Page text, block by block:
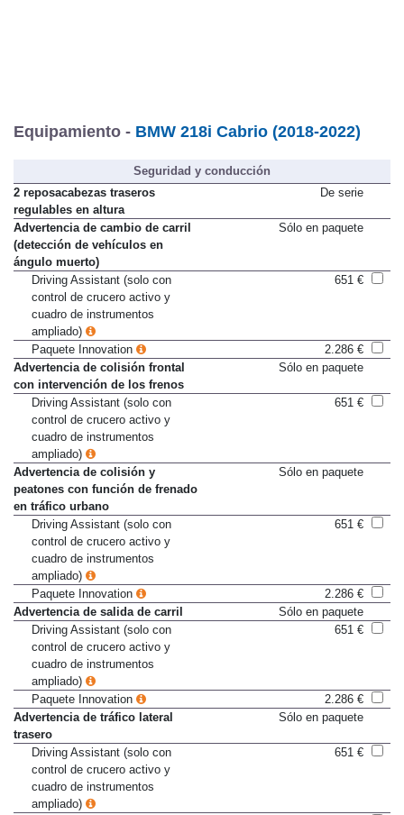
Equipamiento - BMW 218i Cabrio (2018-2022)
Seguridad y conducción
2 reposacabezas traseros
regulables en altura
De serie
Advertencia de cambio de carril
(detección de vehículos en
ángulo muerto)
Sólo en paquete
Driving Assistant (solo con
control de crucero activo y
cuadro de instrumentos
ampliado)
651 €
Paquete Innovation
2.286 €
Advertencia de colisión frontal
con intervención de los frenos
Sólo en paquete
Driving Assistant (solo con
control de crucero activo y
cuadro de instrumentos
ampliado)
651 €
Advertencia de colisión y
peatones con función de frenado
en tráfico urbano
Sólo en paquete
Driving Assistant (solo con
control de crucero activo y
cuadro de instrumentos
ampliado)
651 €
Paquete Innovation
2.286 €
Advertencia de salida de carril
Sólo en paquete
Driving Assistant (solo con
control de crucero activo y
cuadro de instrumentos
ampliado)
651 €
Paquete Innovation
2.286 €
Advertencia de tráfico lateral
trasero
Sólo en paquete
Driving Assistant (solo con
control de crucero activo y
cuadro de instrumentos
ampliado)
651 €